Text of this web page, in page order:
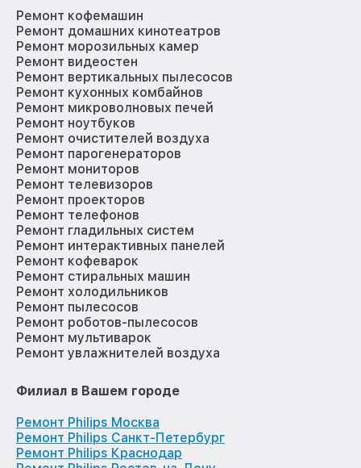
Ремонт кофемашин
Ремонт домашних кинотеатров
Ремонт морозильных камер
Ремонт видеостен
Ремонт вертикальных пылесосов
Ремонт кухонных комбайнов
Ремонт микроволновых печей
Ремонт ноутбуков
Ремонт очистителей воздуха
Ремонт парогенераторов
Ремонт мониторов
Ремонт телевизоров
Ремонт проекторов
Ремонт телефонов
Ремонт гладильных систем
Ремонт интерактивных панелей
Ремонт кофеварок
Ремонт стиральных машин
Ремонт холодильников
Ремонт пылесосов
Ремонт роботов-пылесосов
Ремонт мультиварок
Ремонт увлажнителей воздуха
Филиал в Вашем городе
Ремонт Philips Москва
Ремонт Philips Санкт-Петербург
Ремонт Philips Краснодар